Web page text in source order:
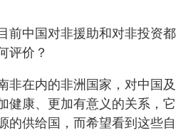
中国对非援助和对非投资都
评价？
在内的非洲国家，对中国及
健康、更加有意义的关系，它
的供给国，而希望看到这些自